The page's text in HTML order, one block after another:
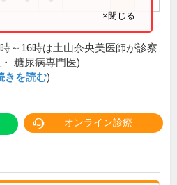
×閉じる
～16時は土山奈央美医師が診察
糖尿病専門医)
きを読む)
オンライン診療